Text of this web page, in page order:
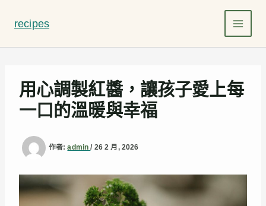
要
recipes
用心調製紅醬，讓孩子愛上每
一口的溫暖與幸福
作者:admin/ 26 2 月, 2026